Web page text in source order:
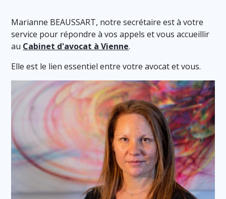
Marianne BEAUSSART, notre secrétaire est à votre
service pour répondre à vos appels et vous accueillir
au Cabinet d'avocat à Vienne.
Elle est le lien essentiel entre votre avocat et vous.